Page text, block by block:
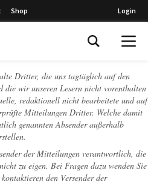
Shop Login
Dritter, die uns tagtäglich auf den
die wir unseren Lesern nicht vorenthalten
redaktionell nicht bearbeitete und auf
Mitteilungen Dritter. Welche damit
genannten Absender außerhalb
der Mitteilungen verantwortlich, die
zu eigen. Bei Fragen dazu wenden Sie
den Versender der